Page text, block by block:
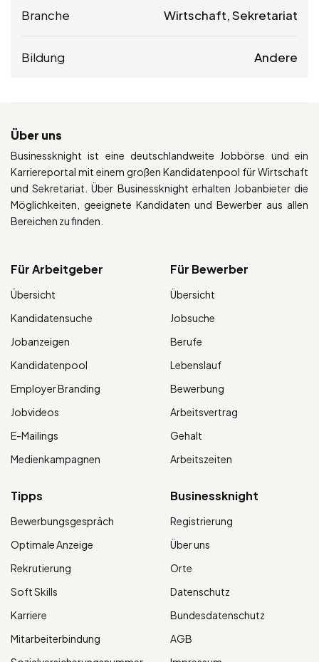
Branche Wirtschaft, Sekretariat
Bildung Andere
Über uns
Businessknight ist eine deutschlandweite Jobbörse und ein
Karriereportal mit einem großen Kandidatenpool für Wirtschaft
und Sekretariat. Über Businessknight erhalten Jobanbieter die
Möglichkeiten, geeignete Kandidaten und Bewerber aus allen
Bereichen zu finden.
Für Arbeitgeber
Übersicht
Kandidatensuche
Jobanzeigen
Kandidatenpool
Employer Branding
Jobvideos
E-Mailings
Medienkampagnen
Für Bewerber
Übersicht
Jobsuche
Berufe
Lebenslauf
Bewerbung
Arbeitsvertrag
Gehalt
Arbeitszeiten
Tipps
Bewerbungsgespräch
Optimale Anzeige
Rekrutierung
Soft Skills
Karriere
Mitarbeiterbindung
Businessknight
Registrierung
Über uns
Orte
Datenschutz
Bundesdatenschutz
AGB